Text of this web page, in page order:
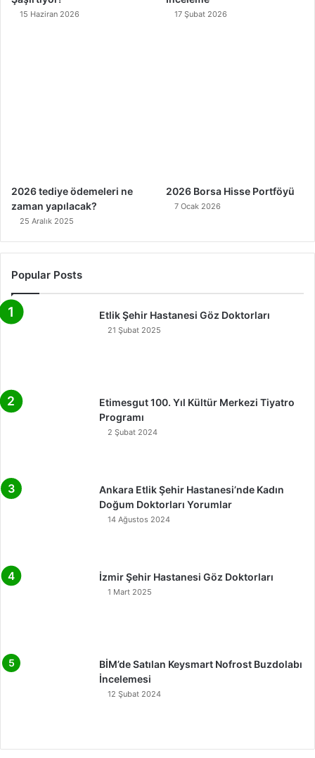
15 Haziran 2026 17 Şubat 2026
2026 tediye ödemeleri ne
zaman yapılacak?
25 Aralık 2025
2026 Borsa Hisse Portföyü
7 Ocak 2026
Popular Posts
Etlik Şehir Hastanesi Göz Doktorları
21 Şubat 2025
Etimesgut 100. Yıl Kültür Merkezi Tiyatro
Programı
2 Şubat 2024
Ankara Etlik Şehir Hastanesi’nde Kadın
Doğum Doktorları Yorumlar
14 Ağustos 2024
İzmir Şehir Hastanesi Göz Doktorları
1 Mart 2025
BİM’de Satılan Keysmart Nofrost Buzdolabı
İncelemesi
12 Şubat 2024